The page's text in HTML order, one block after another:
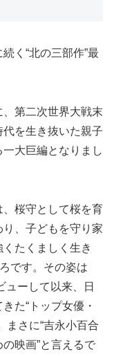
く“北の三部作”最
第二次世界大戦末
を生き抜いた親子
大巨編となりまし
桜守として桜を育
、子どもを守り家
たくましく生き
です。その姿は
ューして以来、日
た“トップ女優・
まさに“吉永小百合
映画”と言えるで